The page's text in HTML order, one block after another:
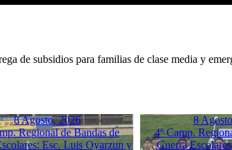
de subsidios para familias de clase media y
8 Agosto, 2026
Regional de Bandas de
Esc. Luis Oyarzun y
8
4º Camp.
Guerra